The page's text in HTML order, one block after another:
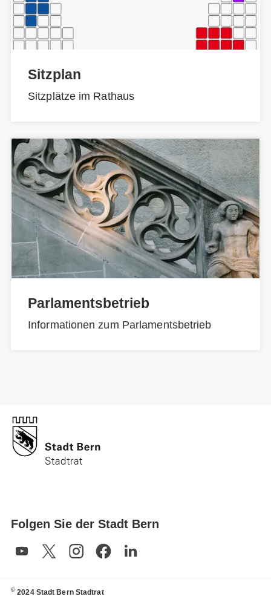
Sitzplan
Sitzplätze im Rathaus
Parlamentsbetrieb
Informationen zum Parlamentsbetrieb
Folgen Sie der Stadt Bern
© 2024 Stadt Bern Stadtrat